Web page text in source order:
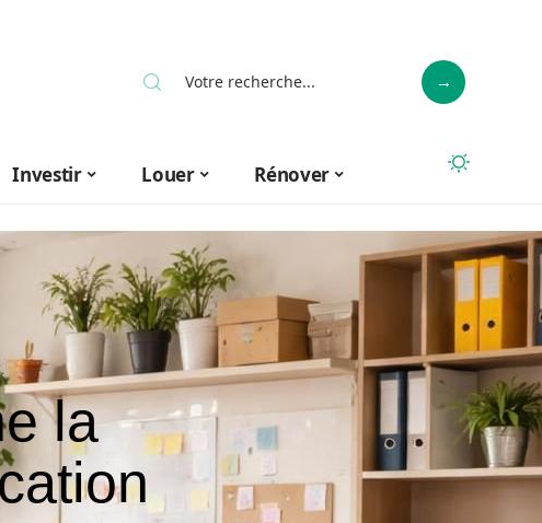
Investir Louer Rénover
la